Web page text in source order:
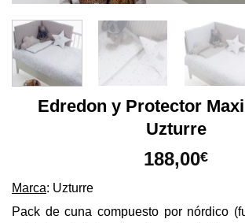
Edredon y Protector
Uzturre
188,00€
Marca: Uzturre
Pack de cuna compuesto por nórdico